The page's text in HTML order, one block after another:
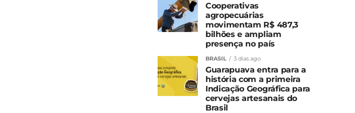
Cooperativas
agropecuárias
movimentam R$ 487,3
bilhões e ampliam
presença no país
BRASIL 3 dias ago
Guarapuava entra para a
história com a primeira
Indicação Geográfica para
cervejas artesanais do
Brasil